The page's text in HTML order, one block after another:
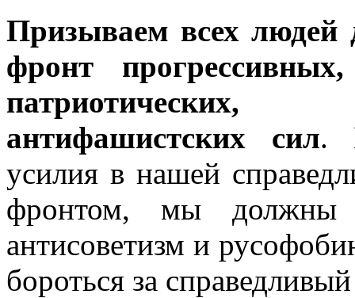
Призываем всех людей
фронт
антифашистских сил.
усилия в нашей
фронтом, мы должны
антисоветизм и
бороться за